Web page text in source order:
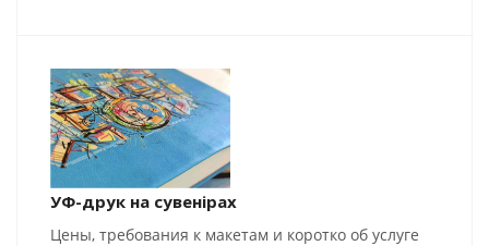
УФ-друк на сувенірах
Цены, требования к макетам и коротко об услуге